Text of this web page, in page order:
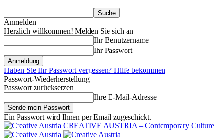
Anmelden
Herzlich willkommen! Melden Sie sich an
Ihr Benutzername
Ihr Passwort
Haben Sie Ihr Passwort vergessen? Hilfe bekommen
Passwort-Wiederherstellung
Passwort zurücksetzen
Ihre E-Mail-Adresse
Ein Passwort wird Ihnen per Email zugeschickt.
CREATIVE AUSTRIA – Contemporary Culture